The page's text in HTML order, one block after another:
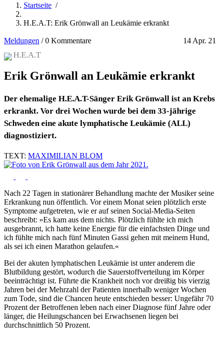
Startseite /
H.E.A.T: Erik Grönwall an Leukämie erkrankt
Meldungen 14 Apr. 21
/0 Kommentare
H.E.A.T
Erik Grönwall an Leukämie erkrankt
Der ehemalige H.E.A.T-Sänger Erik Grönwall ist an Krebs
erkrankt. Vor drei Wochen wurde bei dem 33-jährige
Schweden eine akute lymphatische Leukämie (ALL)
diagnostiziert.
TEXT: MAXIMILIAN BLOM
Nach 22 Tagen in stationärer Behandlung machte der Musiker seine
Erkrankung nun öffentlich. Vor einem Monat seien plötzlich erste
Symptome aufgetreten, wie er auf seinen Social-Media-Seiten
beschreibt: »Es kam aus dem nichts. Plötzlich fühlte ich mich
ausgebrannt, ich hatte keine Energie für die einfachsten Dinge und
ich fühlte mich nach fünf Minuten Gassi gehen mit meinem Hund,
als sei ich einen Marathon gelaufen.«
Bei der akuten lymphatischen Leukämie ist unter anderem die
Blutbildung gestört, wodurch die Sauerstoffverteilung im Körper
beeinträchtigt ist. Führte die Krankheit noch vor dreißig bis vierzig
Jahren bei der Mehrzahl der Patienten innerhalb weniger Wochen
zum Tode, sind die Chancen heute entschieden besser: Ungefähr 70
Prozent der Betroffenen leben nach einer Diagnose fünf Jahre oder
länger, die Heilungschancen bei Erwachsenen liegen bei
durchschnittlich 50 Prozent.